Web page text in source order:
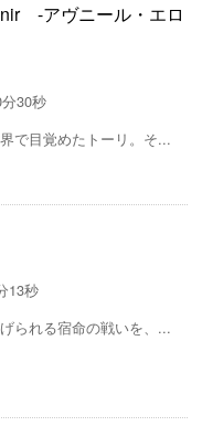
-アヴニール・エロ
30秒
で目覚めたトーリ。そ...
13秒
られる宿命の戦いを、...